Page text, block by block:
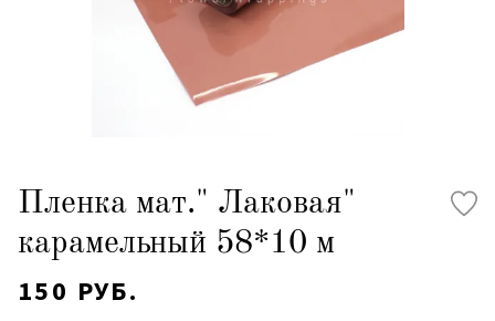
Пленка мат." Лаковая"
карамельный 58*10 м
150 РУБ.